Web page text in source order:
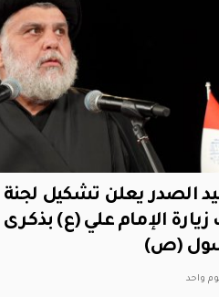
الصدر يعلن تشكيل لجنة
الإمام علي (ع) بذكرى
(ص)
واحد